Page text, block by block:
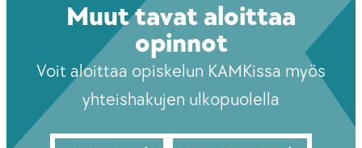
Muut tavat aloittaa
opinnot
Voit aloittaa opiskelun KAMKissa myös
yhteishakujen ulkopuolella